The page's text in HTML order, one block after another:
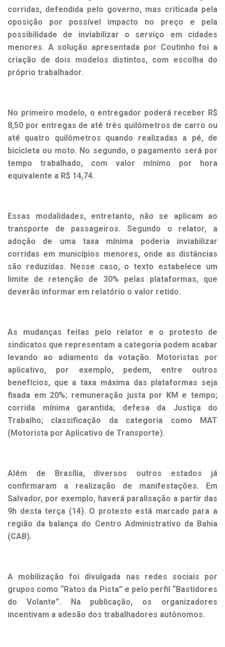
corridas, defendida pelo governo, mas criticada pela
oposição por possível impacto no preço e pela
possibilidade de inviabilizar o serviço em cidades
menores. A solução apresentada por Coutinho foi a
criação de dois modelos distintos, com escolha do
próprio trabalhador.
No primeiro modelo, o entregador poderá receber R$
8,50 por entregas de até três quilômetros de carro ou
até quatro quilômetros quando realizadas a pé, de
bicicleta ou moto. No segundo, o pagamento será por
tempo trabalhado, com valor mínimo por hora
equivalente a R$ 14,74.
Essas modalidades, entretanto, não se aplicam ao
transporte de passageiros. Segundo o relator, a
adoção de uma taxa mínima poderia inviabilizar
corridas em municípios menores, onde as distâncias
são reduzidas. Nesse caso, o texto estabelece um
limite de retenção de 30% pelas plataformas, que
deverão informar em relatório o valor retido.
As mudanças feitas pelo relator e o protesto de
sindicatos que representam a categoria podem acabar
levando ao adiamento da votação. Motoristas por
aplicativo, por exemplo, pedem, entre outros
benefícios, que a taxa máxima das plataformas seja
fixada em 20%; remuneração justa por KM e tempo;
corrida mínima garantida; defesa da Justiça do
Trabalho; classificação da categoria como MAT
(Motorista por Aplicativo de Transporte).
Além de Brasília, diversos outros estados já
confirmaram a realização de manifestações.
Em
Salvador, por exemplo, haverá paralisação a partir das
9h desta terça (14). O protesto está marcado para a
região da balança do Centro Administrativo da Bahia
(CAB).
A mobilização foi divulgada nas redes sociais por
grupos como “Ratos da Pista” e pelo perfil “Bastidores
do Volante”. Na publicação, os organizadores
incentivam a adesão dos trabalhadores autônomos.